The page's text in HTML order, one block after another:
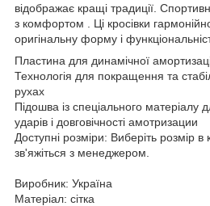
відображає кращі традиції.
з комфортом . Ці кросівки
оригінальну форму і
Пластина для динамічної
Технологія для покращення та
рухах
Підошва із спеціального матеріалу
ударів і довговічності амотризации
Доступні розміри: Виберіть розмір в
зв'яжіться з менеджером.
Виробник: Україна
Матеріал: сітка